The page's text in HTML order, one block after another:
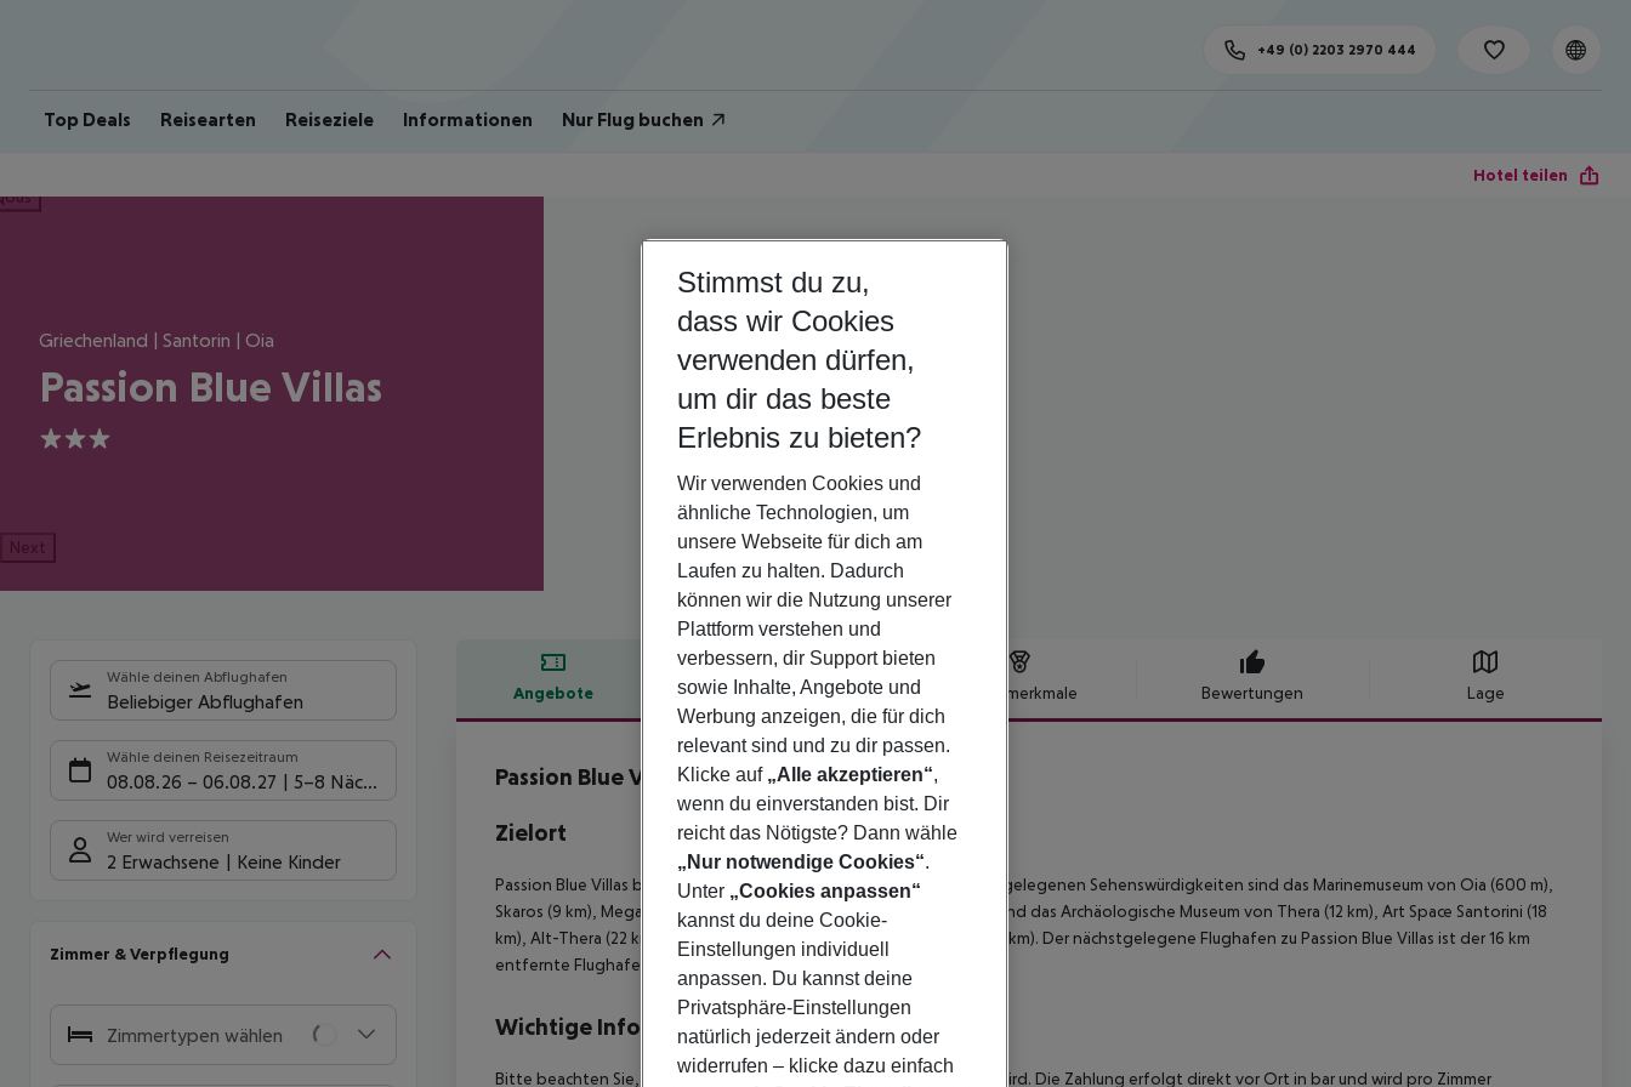
Top Deals Reisearten Reiseziele Informationen Nur Flug buchen
+49 (0) 2203 2970 444
Hotel teilen
Griechenland | Santorin | Oia
Passion Blue Villas
3
Next
Wähle deinen Abflughafen
Beliebiger Abflughafen
Wähle deinen Reisezeitraum
08.08.26 – 06.08.27 5-8 Nächte
Wer wird verreisen
2 Erwachsene Keine Kinder
Zimmer & Verpflegung
Zimmertypen wählen
Angebote Hotelbeschreibung Hotelmerkmale Bewertungen Lage
Hotelbeschreibung
Passion Blue Villas
3
Zielort
Passion Blue Villas befindet sich in Santorini, Griechenland. Die nahegelegenen Sehenswürdigkeiten sind das Marinemuseum von Oia (600 m),
Skaros (9 km), Megaro Gyzi, das Museum des prähistorischen Thera und das Archäologische Museum von Thera (12 km), Art Space Santorini (18
km), Alt-Thera (22 km) und die archäologische Stätte von Akrotiri (24 km). Der nächstgelegene Flughafen zu Passion Blue Villas ist der 16 km
entfernte Flughafen Santorini.
Wichtige Informationen
Bitte beachten Sie, dass in Griechenland eine Klimasteuer erhoben wird. Die Zahlung erfolgt direkt vor Ort in bar und wird pro Zimmer
Stimmst du zu,
dass wir Cookies
verwenden dürfen,
um dir das beste
Erlebnis zu bieten?
Wir verwenden Cookies und
ähnliche Technologien, um
unsere Webseite für dich am
Laufen zu halten. Dadurch
können wir die Nutzung unserer
Plattform verstehen und
verbessern, dir Support bieten
sowie Inhalte, Angebote und
Werbung anzeigen, die für dich
relevant sind und zu dir passen.
Klicke auf „Alle akzeptieren“,
wenn du einverstanden bist. Dir
reicht das Nötigste? Dann wähle
„Nur notwendige Cookies“.
Unter „Cookies anpassen“
kannst du deine Cookie-
Einstellungen individuell
anpassen. Du kannst deine
Privatsphäre-Einstellungen
natürlich jederzeit ändern oder
widerrufen – klicke dazu einfach